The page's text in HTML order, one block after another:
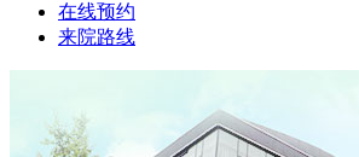
在线预约
来院路线